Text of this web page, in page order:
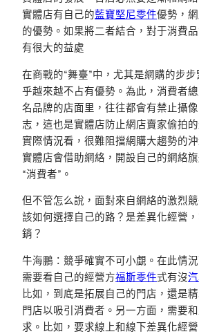
實體店有自己的藍寶堅尼零件優勢，
的優勢。如果將二者結合，對于消費
有很大的益處
在商戰的“舞臺”中，尤其是網購的步
乎越來越不占有優勢。為此，消費者
名品牌的店面里，往往都會有禁止攝
志，這也是實體店防止網店賣家偷拍
實際情況看，很難阻擋網購大趨勢的
實體店會借助網絡，開設自己的網絡
“消費者”。
但不管怎么說，面對來自網絡的激烈
該如何選擇自己的路？是差異化經營
銷？
牛海鵬：競爭確實不可小覷。在此情
需要看自己的經營方福斯零件式有沒
比如，到底是拓展自己的門店，還是
門店以吸引消費者。另一方面，需要
求。比如，要求線上和線下差異化經